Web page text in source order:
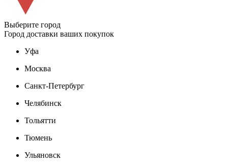
Выберите город
Город доставки ваших покупок
Уфа
Москва
Санкт-Петербург
Челябинск
Тольятти
Тюмень
Ульяновск